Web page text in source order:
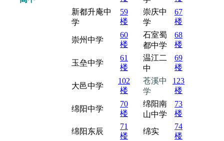
新都升庵中
学
59
楼
崇庆中
学
67
楼
崇州中学
60
楼
石室蜀
都中学
68
楼
玉垒中学
61
楼
温江二
中
69
楼
大邑中学
102
楼
苍溪中
学
123
楼
绵阳中学
70
楼
绵阳南
山中学
73
楼
绵阳东辰
71
楼
绵实
74
楼